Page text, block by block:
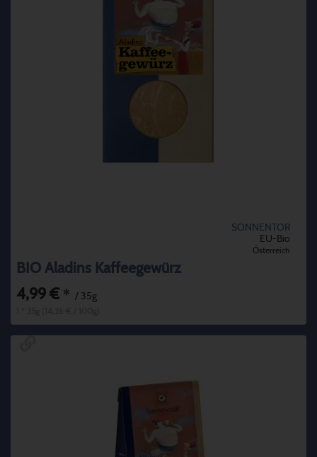
SONNENTOR
EU-Bio
Österreich
BIO Aladins Kaffeegewürz
4,99 € * / 35g